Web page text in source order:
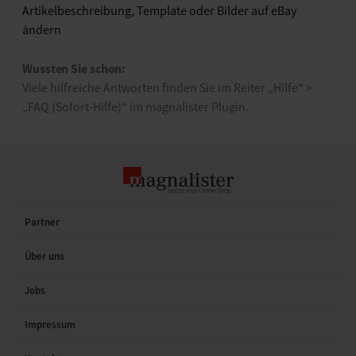
Artikelbeschreibung, Template oder Bilder auf eBay
ändern
Wussten Sie schon:
Viele hilfreiche Antworten finden Sie im Reiter „Hilfe“ >
„FAQ (Sofort-Hilfe)“ im magnalister Plugin.
Partner
Über uns
Jobs
Impressum